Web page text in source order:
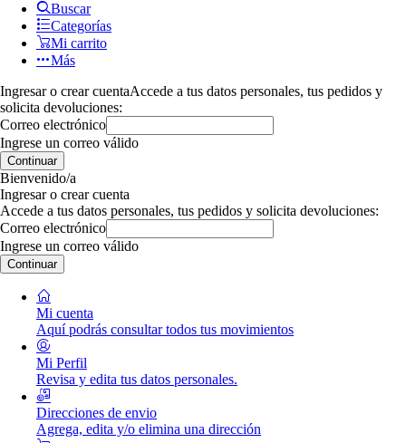
Buscar
Categorías
Mi carrito
Más
Ingresar o crear cuentaAccede a tus datos personales, tus pedidos y
solicita devoluciones:
Correo electrónico
Ingrese un correo válido
Continuar
Bienvenido/a
Ingresar o crear cuenta
Accede a tus datos personales, tus pedidos y solicita devoluciones:
Correo electrónico
Ingrese un correo válido
Continuar
Mi cuenta
Aquí podrás consultar todos tus movimientos
Mi Perfil
Revisa y edita tus datos personales.
Direcciones de envio
Agrega, edita y/o elimina una dirección